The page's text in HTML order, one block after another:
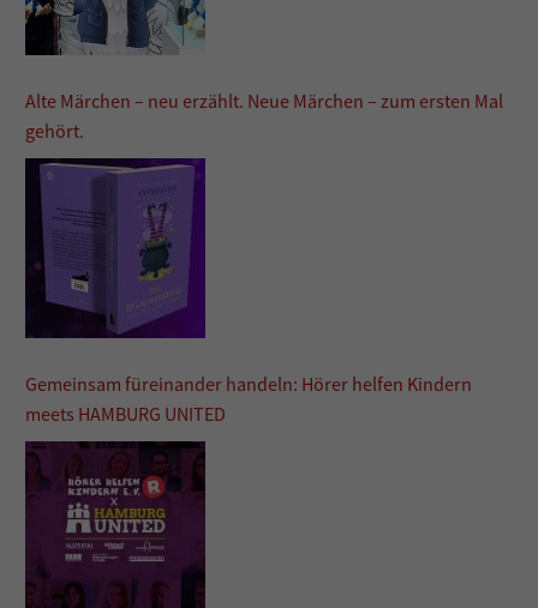
Alte Märchen – neu erzählt. Neue Märchen – zum ersten Mal
gehört.
Gemeinsam füreinander handeln: Hörer helfen Kindern
meets HAMBURG UNITED